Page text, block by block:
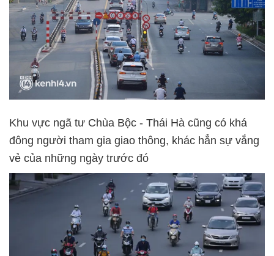
Khu vực ngã tư Chùa Bộc - Thái Hà cũng có khá
đông người tham gia giao thông, khác hẳn sự vắng
vẻ của những ngày trước đó